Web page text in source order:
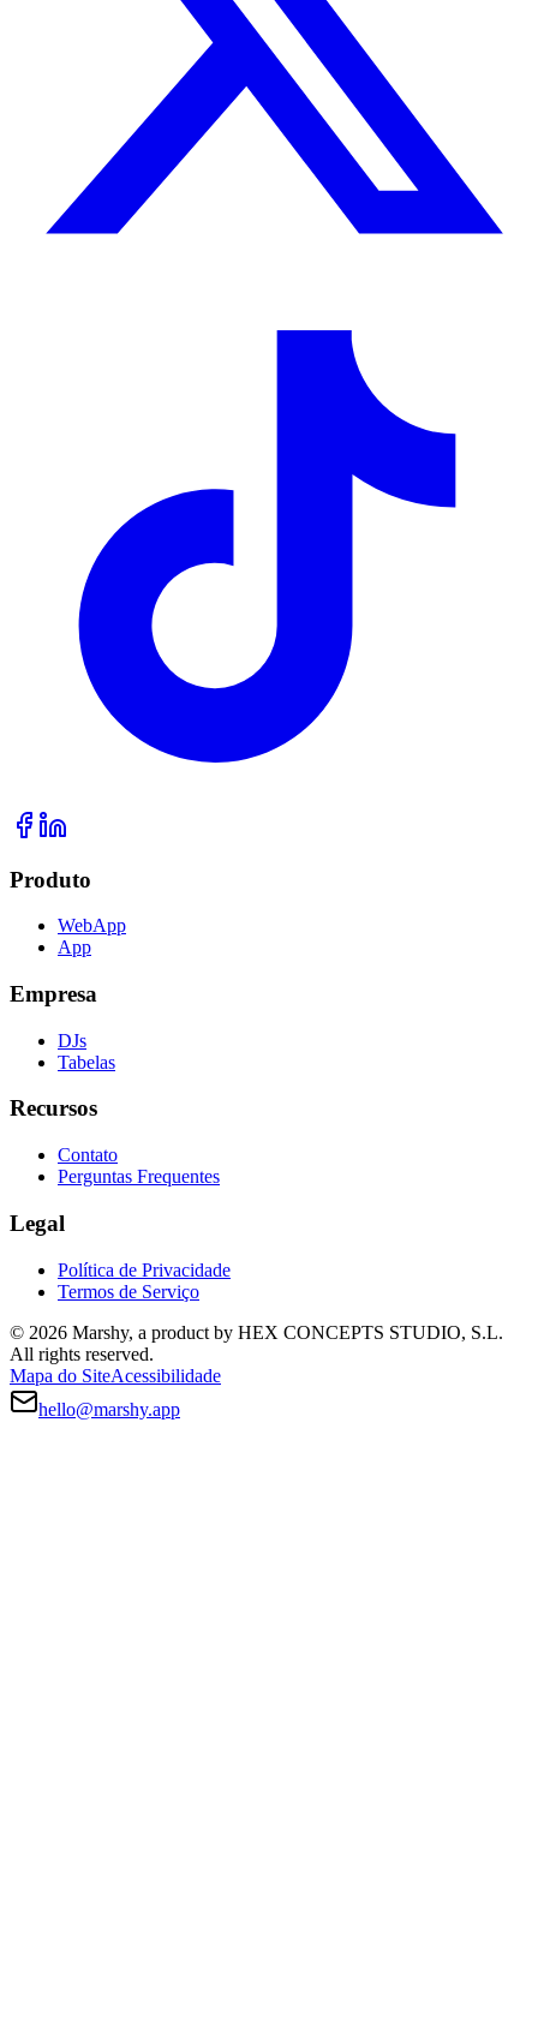
Produto
WebApp
App
Empresa
DJs
Tabelas
Recursos
Contato
Perguntas Frequentes
Legal
Política de Privacidade
Termos de Serviço
© 2026 Marshy, a product by HEX CONCEPTS STUDIO, S.L.
All rights reserved.
Mapa do SiteAcessibilidade
hello@marshy.app